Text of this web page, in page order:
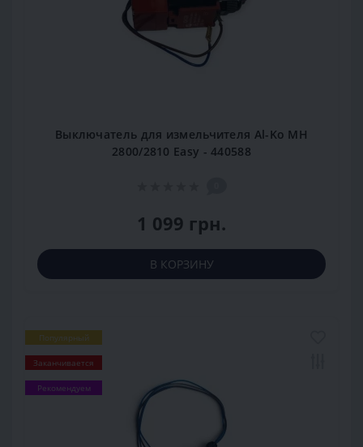
Выключатель для измельчителя Al-Ko MH
2800/2810 Easy - 440588
1 099 грн.
В КОРЗИНУ
Популярный
Заканчивается
Рекомендуем